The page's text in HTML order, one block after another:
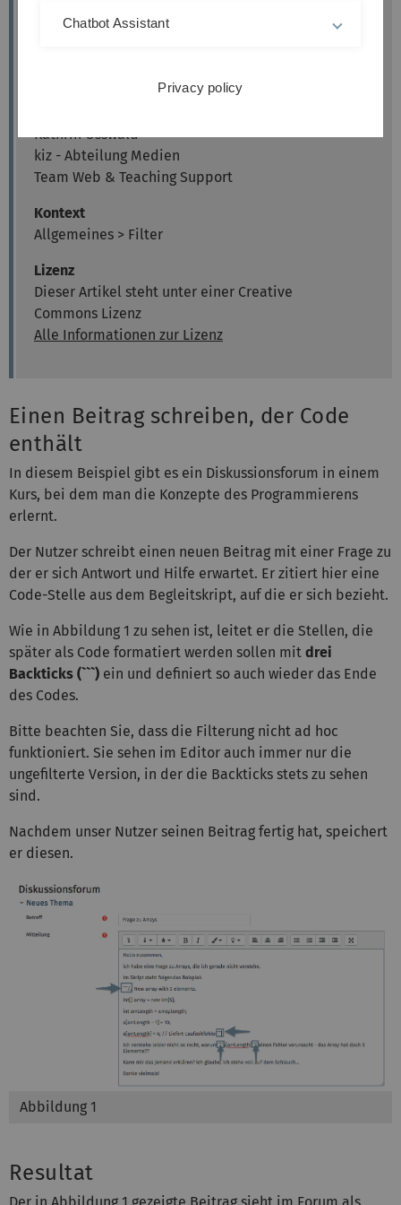
Moodle Version
Kathrin Osswald
kiz - Abteilung Medien
Team Web & Teaching Support
Kontext
Allgemeines > Filter
Lizenz
Dieser Artikel steht unter einer Creative
Commons Lizenz
Alle Informationen zur Lizenz
Einen Beitrag schreiben, der Code
enthält
In diesem Beispiel gibt es ein Diskussionsforum in einem
Kurs, bei dem man die Konzepte des Programmierens
erlernt.
Der Nutzer schreibt einen neuen Beitrag mit einer Frage zu
der er sich Antwort und Hilfe erwartet. Er zitiert hier eine
Code-Stelle aus dem Begleitskript, auf die er sich bezieht.
Wie in Abbildung 1 zu sehen ist, leitet er die Stellen, die
später als Code formatiert werden sollen mit drei
Backticks (```) ein und definiert so auch wieder das Ende
des Codes.
Bitte beachten Sie, dass die Filterung nicht ad hoc
funktioniert. Sie sehen im Editor auch immer nur die
ungefilterte Version, in der die Backticks stets zu sehen
sind.
Nachdem unser Nutzer seinen Beitrag fertig hat, speichert
er diesen.
Abbildung 1
Resultat
Chatbot Assistant
Privacy policy